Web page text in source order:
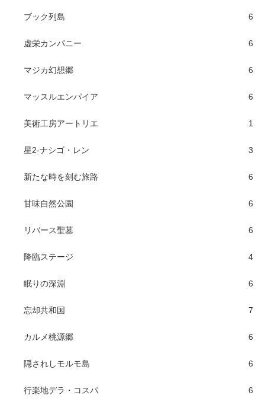
ブック列島 6
虚栄カンパニー 6
マジカ幻想郷 6
マッスルエンパイア 6
美術工房アートリエ 1
星2-ナシゴ・レン 3
新たな時を刻む旅路 6
甘味自然公園 6
リバース聖墓 6
降臨ステージ 4
眠りの深淵 6
忘却共和国 7
カルメ桃源郷 6
隠されしモルモ島 6
行楽地デラ・コスパ 6